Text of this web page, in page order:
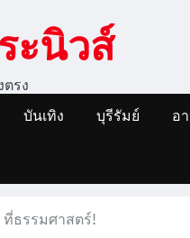
ะนิวส์
ตรง
บันเทิง บุรีรัมย์ อ
ที่ธรรมศาสตร์!